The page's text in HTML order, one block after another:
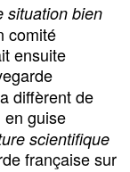
situation bien
comité
ensuite
diffèrent de
en guise
scientifique
française sur